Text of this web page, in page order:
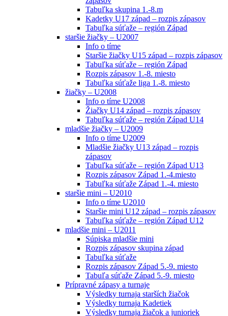
Tabuľka skupina 1.-8.m
Kadetky U17 západ – rozpis zápasov
Tabuľka súťaže – región Západ
staršie žiačky – U2007
Info o tíme
Staršie žiačky U15 západ – rozpis zápasov
Tabuľka súťaže – región Západ
Rozpis zápasov 1.-8. miesto
Tabuľka súťaže liga 1.-8. miesto
žiačky – U2008
Info o tíme U2008
Žiačky U14 západ – rozpis zápasov
Tabuľka súťaže – región Západ U14
mladšie žiačky – U2009
Info o tíme U2009
Mladšie žiačky U13 západ – rozpis
zápasov
Tabuľka súťaže – región Západ U13
Rozpis zápasov Západ 1.-4.miesto
Tabuľka súťaže Západ 1.-4. miesto
staršie mini – U2010
Info o tíme U2010
Staršie mini U12 západ – rozpis zápasov
Tabuľka súťaže – región Západ U12
mladšie mini – U2011
Súpiska mladšie mini
Rozpis zápasov skupina západ
Tabuľka súťaže
Rozpis zápasov Západ 5.-9. miesto
Tabuľa súťaže Západ 5.-9. miesto
Prípravné zápasy a turnaje
Výsledky turnaja starších žiačok
Výsledky turnaja Kadetiek
Výsledky turnaja žiačok a junioriek